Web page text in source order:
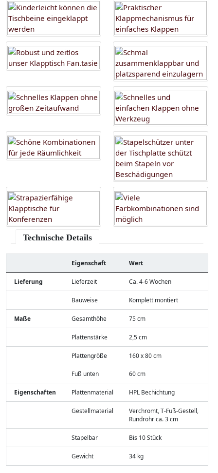
Technische Details
Eigenschaft Wert
Lieferung Lieferzeit Ca. 4-6 Wochen
Bauweise Komplett montiert
Maße Gesamthöhe 75 cm
Plattenstärke 2,5 cm
Plattengröße 160 x 80 cm
Fuß unten 60 cm
Eigenschaften Plattenmaterial HPL Bechichtung
Gestellmaterial
Verchromt, T-Fuß-Gestell,
Rundrohr ca. 3 cm
Stapelbar Bis 10 Stück
Gewicht 34 kg